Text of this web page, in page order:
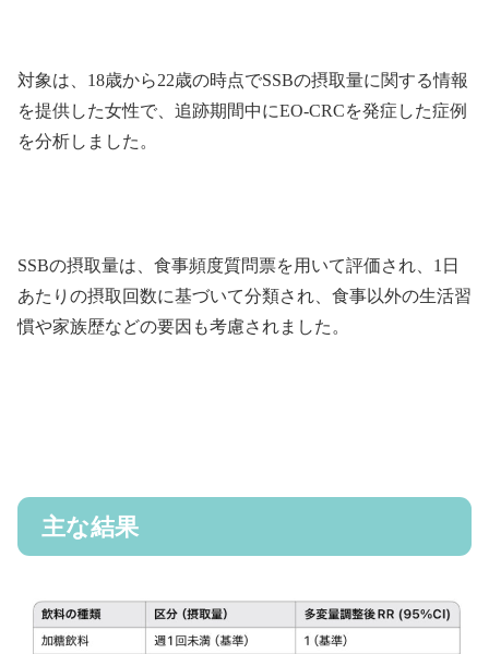
対象は、18歳から22歳の時点でSSBの摂取量に関する情報
を提供した女性で、追跡期間中にEO-CRCを発症した症例
を分析しました。
SSBの摂取量は、食事頻度質問票を用いて評価され、1日
あたりの摂取回数に基づいて分類され、食事以外の生活習
慣や家族歴などの要因も考慮されました。
主な結果